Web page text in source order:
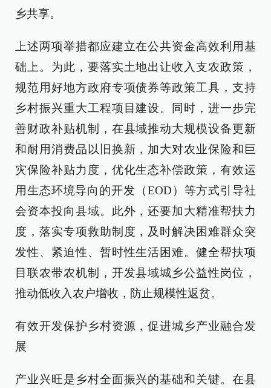
乡共享。
上述两项举措都应建立在公共资金高效利用基
础上。为此，要落实土地出让收入支农政策，
规范用好地方政府专项债券等政策工具，支持
乡村振兴重大工程项目建设。同时，进一步完
善财政补贴机制，在县域推动大规模设备更新
和耐用消费品以旧换新，加大对农业保险和巨
灾保险补贴力度，优化生态补偿政策，有效运
用生态环境导向的开发（EOD）等方式引导社
会资本投向县域。此外，还要加大精准帮扶力
度，落实专项救助制度，及时解决困难群众突
发性、紧迫性、暂时性生活困难。健全帮扶项
目联农带农机制，开发县域城乡公益性岗位，
推动低收入农户增收，防止规模性返贫。
有效开发保护乡村资源，促进城乡产业融合发
展
产业兴旺是乡村全面振兴的基础和关键。在县